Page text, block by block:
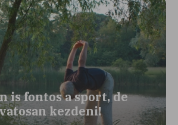
is fontos a sport, de
kezdeni!